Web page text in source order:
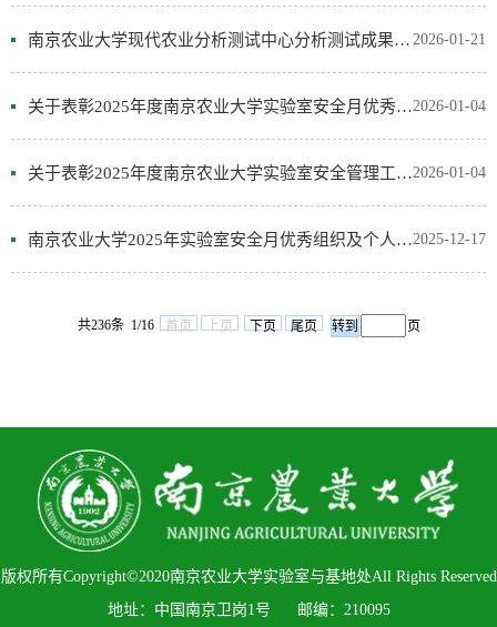
2026-01-21
南京农业大学现代农业分析测试中心分析测试成果奖励公示
2026-01-04
关于表彰2025年度南京农业大学实验室安全月优秀组织及个人的决定
2026-01-04
关于表彰2025年度南京农业大学实验室安全管理工作先进集体及个人的决定
2025-12-17
南京农业大学2025年实验室安全月优秀组织及个人评选结果公示
共236条 1/16 首页 上页 下页 尾页 页
版权所有Copyright©2020南京农业大学实验室与基地处All Rights Reserved
地址：中国南京卫岗1号 邮编：210095